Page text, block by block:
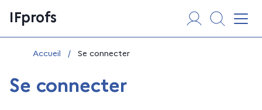
au
contenu
IFprofs
Vous êtes ici :
Accueil / Se connecter
Se connecter